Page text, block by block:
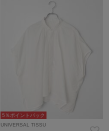
5％ポイントバック
UNIVERSAL TISSU